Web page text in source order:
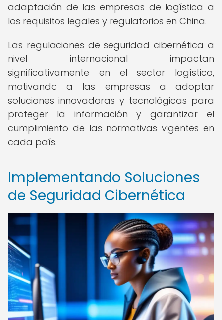
adaptación de las empresas de logística a
los requisitos legales y regulatorios en China.
Las regulaciones de seguridad cibernética a
nivel internacional impactan
significativamente en el sector logístico,
motivando a las empresas a adoptar
soluciones innovadoras y tecnológicas para
proteger la información y garantizar el
cumplimiento de las normativas vigentes en
cada país.
Implementando Soluciones
de Seguridad Cibernética